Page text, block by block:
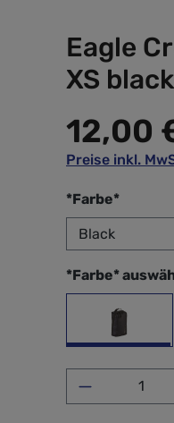
Eagle
XS black
12,00
Preise inkl.
*Farbe*
*Farbe*
Produkt